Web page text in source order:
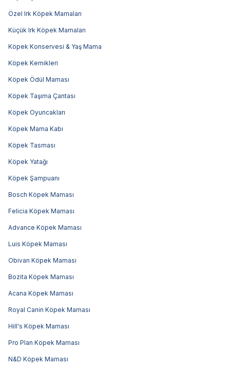
Özel Irk Köpek Mamaları
Küçük Irk Köpek Mamaları
Köpek Konservesi & Yaş Mama
Köpek Kemikleri
Köpek Ödül Maması
Köpek Taşıma Çantası
Köpek Oyuncakları
Köpek Mama Kabı
Köpek Tasması
Köpek Yatağı
Köpek Şampuanı
Bosch Köpek Maması
Felicia Köpek Maması
Advance Köpek Maması
Luis Köpek Maması
Obivan Köpek Maması
Bozita Köpek Maması
Acana Köpek Maması
Royal Canin Köpek Maması
Hill's Köpek Maması
Pro Plan Köpek Maması
N&D Köpek Maması